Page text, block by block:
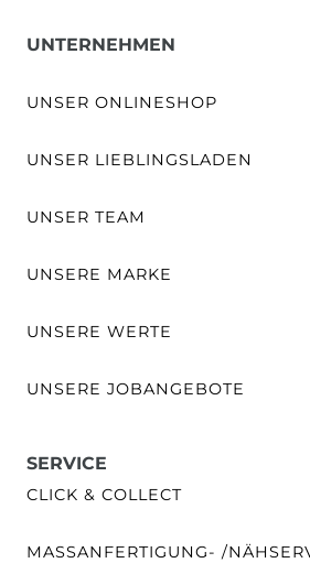
UNTERNEHMEN
UNSER ONLINESHOP
UNSER LIEBLINGSLADEN
UNSER TEAM
UNSERE MARKE
UNSERE WERTE
UNSERE JOBANGEBOTE
SERVICE
CLICK & COLLECT
MASSANFERTIGUNG- /